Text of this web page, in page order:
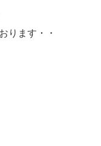
ります・・